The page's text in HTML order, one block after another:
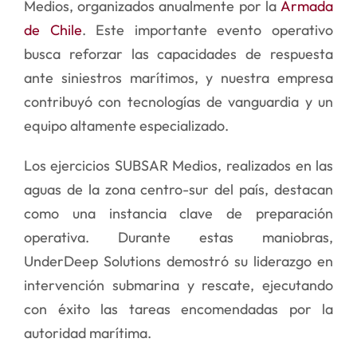
Medios, organizados anualmente por laArmada
de Chile. Este importante evento operativo
busca reforzar las capacidades de respuesta
ante siniestros marítimos, y nuestra empresa
contribuyócon tecnologías de vanguardia y un
equipo altamente especializado.
Los ejercicios SUBSAR Medios, realizados en las
aguas de la zona centro-sur del país, destacan
como una instancia clave de preparación
operativa. Durante estas maniobras,
UnderDeep Solutions demostró su liderazgo en
intervención submarina y rescate, ejecutando
con éxito las tareas encomendadas por la
autoridad marítima.